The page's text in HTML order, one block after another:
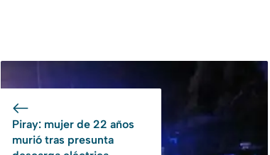
Piray: mujer de 22 años
murió tras presunta